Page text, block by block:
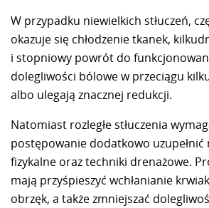
W przypadku niewielkich stłuczeń,
okazuje się chłodzenie tkanek,
i stopniowy powrót do
dolegliwości bólowe w przeciągu
albo ulegają znacznej redukcji.
Natomiast rozległe stłuczenia
postępowanie dodatkowo uzupełnić
fizykalne oraz techniki drenażowe.
mają przyśpieszyć wchłanianie
obrzęk, a także zmniejszać